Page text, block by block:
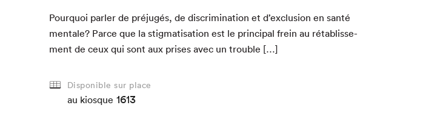
Pourquoi par­ler de préjugés, de dis­crim­i­na­tion et d’exclusion en san­té
men­tale? Parce que la stig­ma­ti­sa­tion est le prin­ci­pal frein au rétab­lisse­
ment de ceux qui sont aux pris­es avec un trouble […]
Disponible sur place
au kiosque 1613